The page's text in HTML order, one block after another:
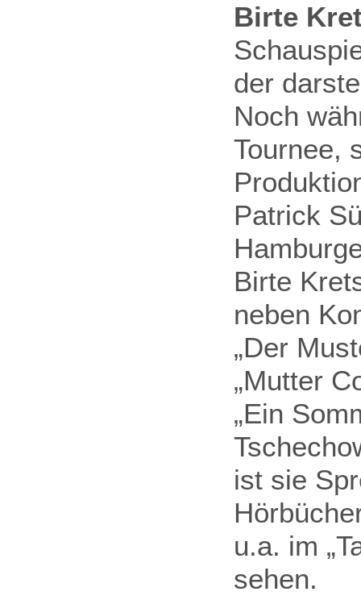
Birte
der
Noch
Tournee,
Patrick
Birte
neben
„Der
„Mutter
„Ein
ist sie
u.a. im
sehen.